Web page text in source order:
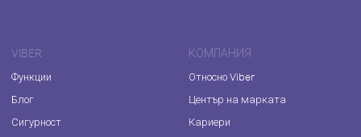
VIBER
Функции
Блог
Сигурност
КОМПАНИЯ
Относно Viber
Център на марката
Кариери